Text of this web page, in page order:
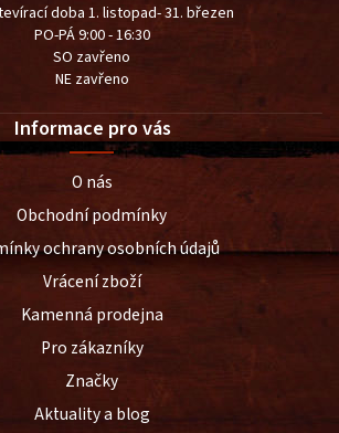
doba 1. listopad- 31. březen
PO-PÁ 9:00 - 16:30
SO zavřeno
NE zavřeno
Informace pro vás
O nás
Obchodní podmínky
ochrany osobních údajů
Vrácení zboží
Kamenná prodejna
Pro zákazníky
Značky
Aktuality a blog